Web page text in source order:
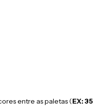
entre as paletas(EX: 35